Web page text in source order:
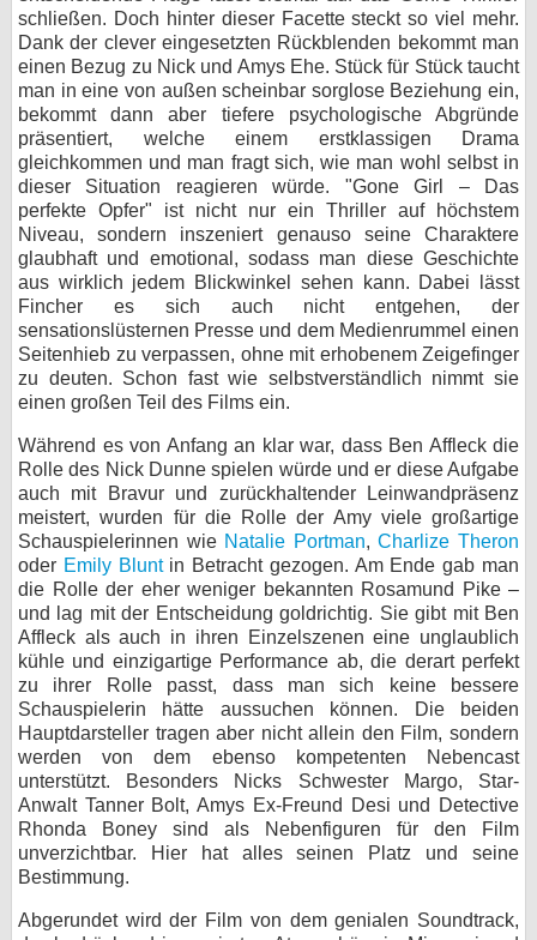
schließen. Doch hinter dieser Facette steckt so viel mehr.
Dank der clever eingesetzten Rückblenden bekommt man
einen Bezug zu Nick und Amys Ehe. Stück für Stück taucht
man in eine von außen scheinbar sorglose Beziehung ein,
bekommt dann aber tiefere psychologische Abgründe
präsentiert, welche einem erstklassigen Drama
gleichkommen und man fragt sich, wie man wohl selbst in
dieser Situation reagieren würde. "Gone Girl – Das
perfekte Opfer" ist nicht nur ein Thriller auf höchstem
Niveau, sondern inszeniert genauso seine Charaktere
glaubhaft und emotional, sodass man diese Geschichte
aus wirklich jedem Blickwinkel sehen kann. Dabei lässt
Fincher es sich auch nicht entgehen, der
sensationslüsternen Presse und dem Medienrummel einen
Seitenhieb zu verpassen, ohne mit erhobenem Zeigefinger
zu deuten. Schon fast wie selbstverständlich nimmt sie
einen großen Teil des Films ein.
Während es von Anfang an klar war, dass Ben Affleck die
Rolle des Nick Dunne spielen würde und er diese Aufgabe
auch mit Bravur und zurückhaltender Leinwandpräsenz
meistert, wurden für die Rolle der Amy viele großartige
Schauspielerinnen wie Natalie Portman,Charlize Theron
oder Emily Bluntin Betracht gezogen. Am Ende gab man
die Rolle der eher weniger bekannten Rosamund Pike –
und lag mit der Entscheidung goldrichtig. Sie gibt mit Ben
Affleck als auch in ihren Einzelszenen eine unglaublich
kühle und einzigartige Performance ab, die derart perfekt
zu ihrer Rolle passt, dass man sich keine bessere
Schauspielerin hätte aussuchen können. Die beiden
Hauptdarsteller tragen aber nicht allein den Film, sondern
werden von dem ebenso kompetenten Nebencast
unterstützt. Besonders Nicks Schwester Margo, Star-
Anwalt Tanner Bolt, Amys Ex-Freund Desi und Detective
Rhonda Boney sind als Nebenfiguren für den Film
unverzichtbar. Hier hat alles seinen Platz und seine
Bestimmung.
Abgerundet wird der Film von dem genialen Soundtrack,